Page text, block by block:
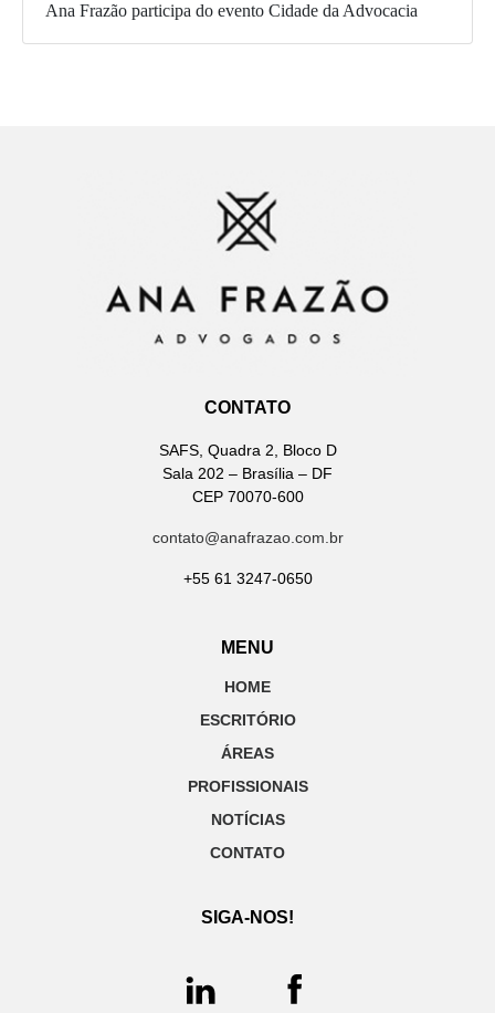
Ana Frazão participa do evento Cidade da Advocacia
CONTATO
SAFS, Quadra 2, Bloco D
Sala 202 – Brasília – DF
CEP 70070-600
contato@anafrazao.com.br
+55 61 3247-0650
MENU
HOME
ESCRITÓRIO
ÁREAS
PROFISSIONAIS
NOTÍCIAS
CONTATO
SIGA-NOS!